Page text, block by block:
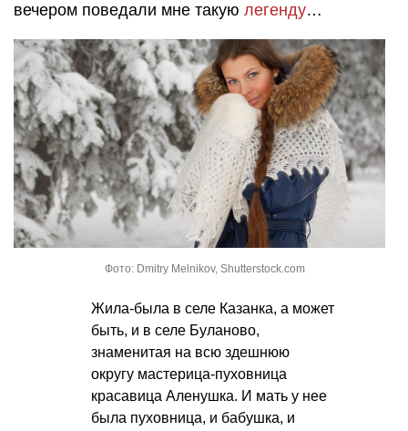
вечером поведали мне такую легенду…
Фото: Dmitry Melnikov, Shutterstock.com
Жила-была в селе Казанка, а может
быть, и в селе Буланово,
знаменитая на всю здешнюю
округу мастерица-пуховница
красавица Аленушка. И мать у нее
была пуховница, и бабушка, и